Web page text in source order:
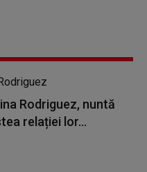
Rodriguez, nuntă
relației lor...